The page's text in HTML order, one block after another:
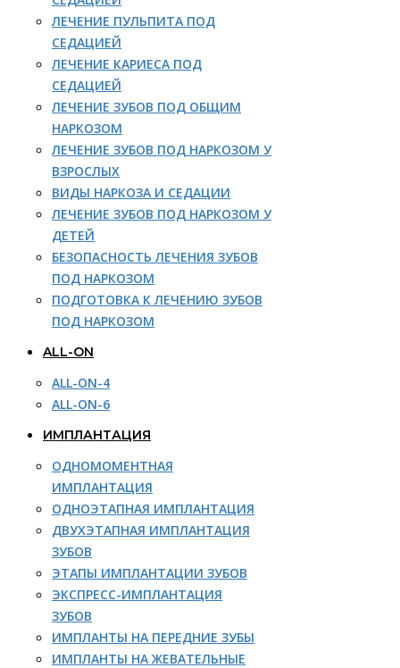
ЛЕЧЕНИЕ ПУЛЬПИТА ПОД
СЕДАЦИЕЙ
ЛЕЧЕНИЕ КАРИЕСА ПОД
СЕДАЦИЕЙ
ЛЕЧЕНИЕ ЗУБОВ ПОД ОБЩИМ
НАРКОЗОМ
ЛЕЧЕНИЕ ЗУБОВ ПОД НАРКОЗОМ У
ВЗРОСЛЫХ
ВИДЫ НАРКОЗА И СЕДАЦИИ
ЛЕЧЕНИЕ ЗУБОВ ПОД НАРКОЗОМ У
ДЕТЕЙ
БЕЗОПАСНОСТЬ ЛЕЧЕНИЯ ЗУБОВ
ПОД НАРКОЗОМ
ПОДГОТОВКА К ЛЕЧЕНИЮ ЗУБОВ
ПОД НАРКОЗОМ
ALL-ON
ALL-ON-4
ALL-ON-6
ИМПЛАНТАЦИЯ
ОДНОМОМЕНТНАЯ
ИМПЛАНТАЦИЯ
ОДНОЭТАПНАЯ ИМПЛАНТАЦИЯ
ДВУХЭТАПНАЯ ИМПЛАНТАЦИЯ
ЗУБОВ
ЭТАПЫ ИМПЛАНТАЦИИ ЗУБОВ
ЭКСПРЕСС-ИМПЛАНТАЦИЯ
ЗУБОВ
ИМПЛАНТЫ НА ПЕРЕДНИЕ ЗУБЫ
ИМПЛАНТЫ НА ЖЕВАТЕЛЬНЫЕ